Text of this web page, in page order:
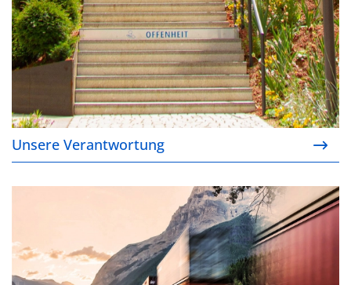
Unsere Verantwortung
Unsere zertifizierten Lieferketten